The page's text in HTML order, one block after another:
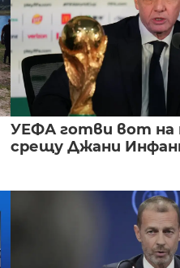
УЕФА готви вот на
срещу Джани